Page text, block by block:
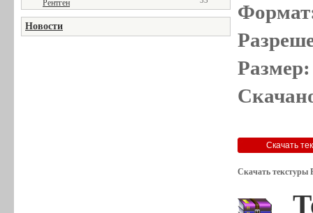
Рентген
Новости
Скачать текстуры